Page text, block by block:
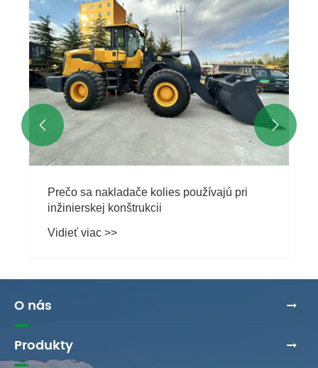
Prečo sa nakladače kolies používajú pri
inžinierskej konštrukcii
Vidieť viac >>
 
O nás
Produkty